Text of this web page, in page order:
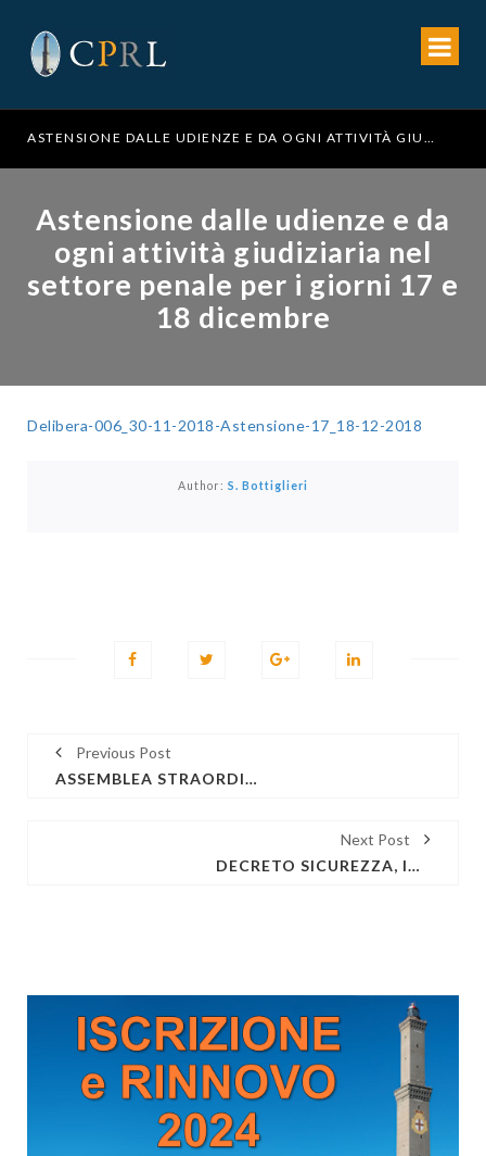
ASTENSIONE DALLE UDIENZE E DA OGNI ATTIVITÀ GIUDIZIARIA NEL SETTORE PENALE PER I GIORNI DAL 23 AL 29 SETTEMBRE 2026
Astensione dalle udienze e da
ogni attività giudiziaria nel
settore penale per i giorni 17 e
18 dicembre
Delibera-006_30-11-2018-Astensione-17_18-12-2018
Author: S. Bottiglieri
Previous Post
ASSEMBLEA STRAORDINARIA DEGLI ISCRITTI, CONVOCATA PER IL 13 DICEMBRE 2018 ALLE ORE 12
Next Post
DECRETO SICUREZZA, IN GAZZETTA LA LEGGE DI CONVERSIONE IN VIGORE DA OGGI